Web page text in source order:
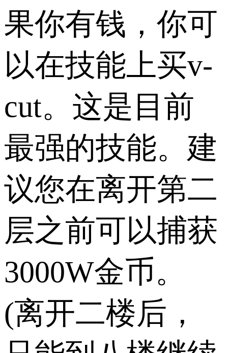
果你有钱，你可
以在技能上买v-
cut。这是目前
最强的技能。建
议您在离开第二
层之前可以捕获
3000W金币。
(离开二楼后，